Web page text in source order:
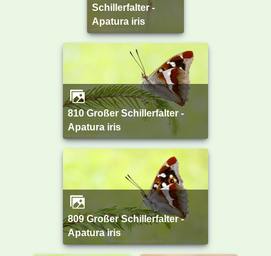
Schillerfalter -
Apatura iris
810 Großer Schillerfalter -
Apatura iris
809 Großer Schillerfalter -
Apatura iris